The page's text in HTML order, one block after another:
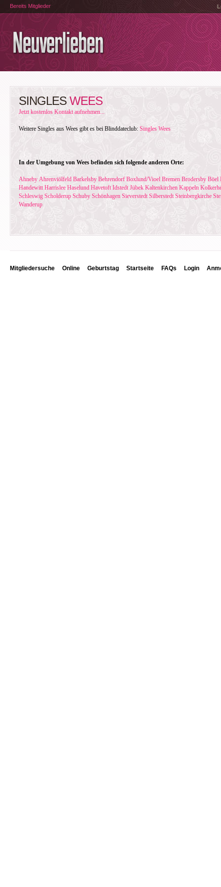
Bereits Mitglieder
SINGLES WEES
Jetzt kostenlos Kontakt aufnehmen...
Weitere Singles aus Wees gibt es bei Blinddateclub: Singles Wees
In der Umgebung von Wees befinden sich folgende anderen Orte:
Ahneby Ahrenviölfeld Barkelsby Behrendorf Boxlund/Vioel Bremen Brodersby Böel
Handewitt Harrislee Haselund Havetoft Idstedt Jübek Kaltenkirchen Kappeln
Schleswig Scholderup Schuby Schönhagen Sieverstedt Silberstedt Steinbergkirche
Wanderup
Mitgliedersuche Online Geburtstag Startseite FAQs Login